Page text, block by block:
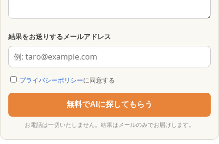
結果をお送りするメールアドレス
プライバシーポリシーに同意する
無料でAIに探してもらう
お電話は一切いたしません。結果はメールのみでお届けします。